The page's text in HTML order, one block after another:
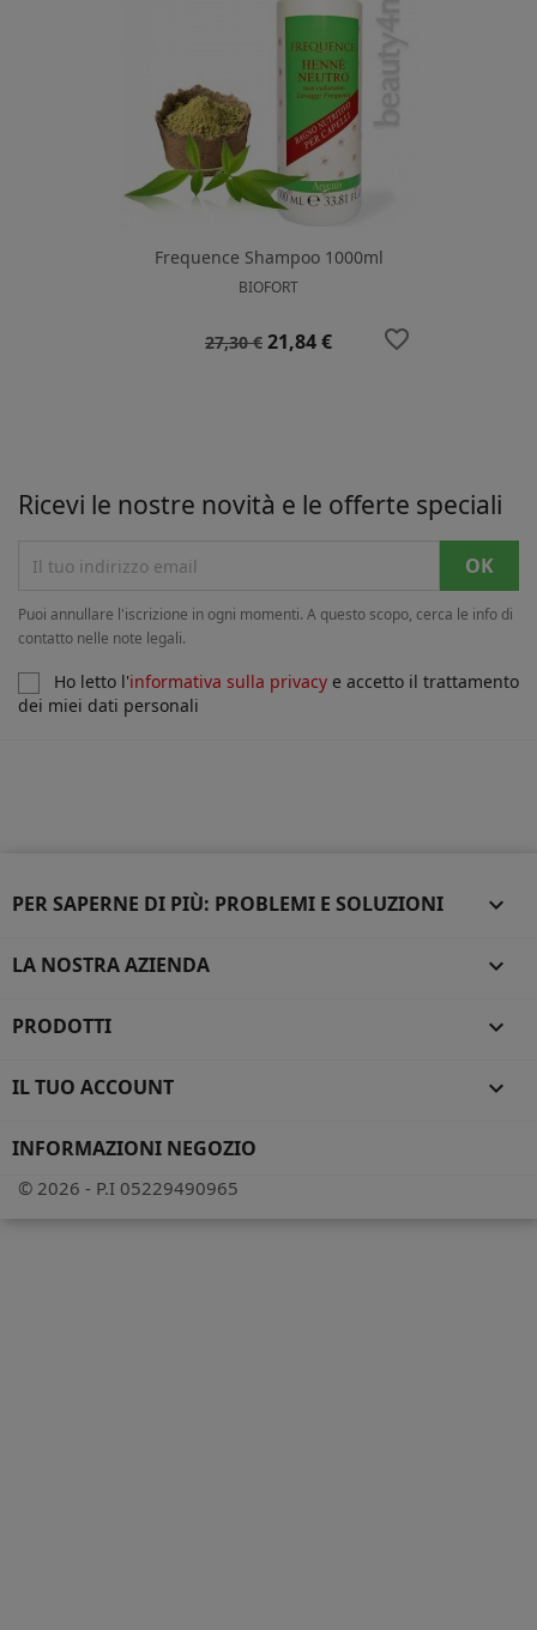
Frequence Shampoo 1000ml
BIOFORT
Prezzo
27,30 € Prezzo
21,84 € favorite_border
Ricevi le nostre novità e le offerte speciali
Puoi annullare l'iscrizione in ogni momenti. A questo scopo, cerca le info di
contatto nelle note legali.
Ho letto l'informativa sulla privacy e accetto il trattamento
dei miei dati personali
PER SAPERNE DI PIÙ: PROBLEMI E SOLUZIONI 
LA NOSTRA AZIENDA 
PRODOTTI 
IL TUO ACCOUNT 
INFORMAZIONI NEGOZIO
© 2026 - P.I 05229490965